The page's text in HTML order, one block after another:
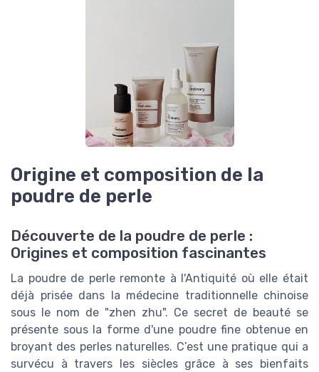
Origine et composition de la
poudre de perle
Découverte de la poudre de perle :
Origines et composition fascinantes
La poudre de perle remonte à l'Antiquité où elle était
déjà prisée dans la médecine traditionnelle chinoise
sous le nom de "zhen zhu". Ce secret de beauté se
présente sous la forme d'une poudre fine obtenue en
broyant des perles naturelles. C’est une pratique qui a
survécu à travers les siècles grâce à ses bienfaits